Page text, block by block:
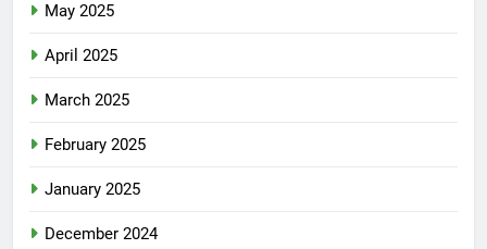
May 2025
April 2025
March 2025
February 2025
January 2025
December 2024